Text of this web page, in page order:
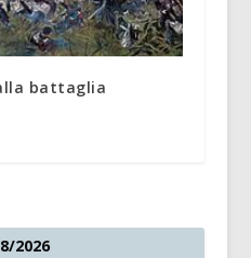
battaglia
2026